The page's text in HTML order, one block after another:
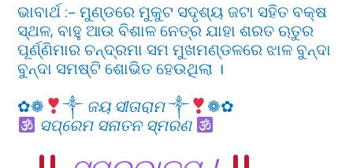
ଭାବାର୍ଥ :- ମୁଣ୍ଡରେ ମୁକୁଟ ସଦୃଶ୍ୟ ଜଟା ସହିତ ବକ୍ଷ
ସ୍ଥଳ, ବାହୁ ଆଉ ବିଶାଳ ନେତ୍ର ଯାହା ଶରତ ଋତୁର
ପୂର୍ଣ୍ଣିମାର ଚନ୍ଦ୍ରମା ସମ ମୁଖମଣ୍ଡଳରେ ଝାଳ ବୁନ୍ଦା
ବୁନ୍ଦା ସମଷ୍ଟି ଶୋଭିତ ହେଉଥିଲା ।
✿❁
༒ ଜୟ ସୀତାରାମ༒
❁✿
ସପ୍ରେମ ସନାତନ ସ୍ମରଣ